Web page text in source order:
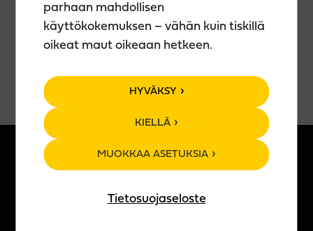
parhaan mahdollisen
käyttökokemuksen – vähän kuin tiskillä
oikeat maut oikeaan hetkeen.
HYVÄKSY
KIELLÄ
MUOKKAA ASETUKSIA
Tietosuojaseloste
Ilmainen sisäänpääsy
MEISTÄ
Teerenpelin tarina
TUOTTEET
Kaikki tuotteet